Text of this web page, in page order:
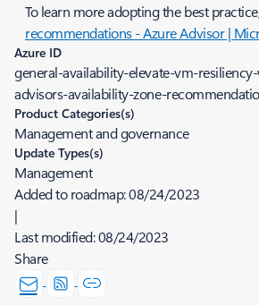
To learn more adopting the best
recommendations - Azure Advisor |
Azure ID
general-availability-elevate-vm-
advisors-availability-zone-
Product Categories(s)
Management and governance
Update Types(s)
Management
Added to roadmap:08/24/2023
|
Last modified:08/24/2023
Share